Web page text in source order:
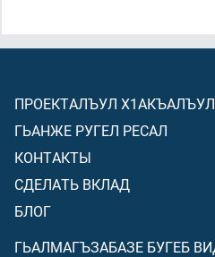
ПРОЕКТАЛЪУЛ
ГЬАНЖЕ РУГЕЛ РЕСАЛ
КОНТАКТЫ
СДЕЛАТЬ ВКЛАД
БЛОГ
ГЬАЛМАГЪЗАБАЗЕ БУГЕБ